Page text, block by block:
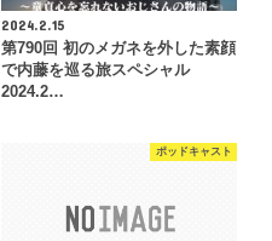
2024.2.15
第790回 初のメガネを外した素顔
で内藤を巡る旅スペシャル
2024.2…
ポッドキャスト